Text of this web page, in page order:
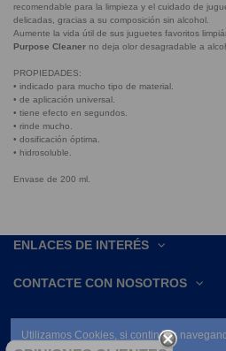
recomendable para la limpieza y el cuidado de
delicadas, gracias a su composición sin alcohol.
Aumente la vida útil de sus juguetes favoritos
Purpose Cleaner no deja olor desagradable a
PROPIEDADES:
• indicado para mucho tipo de material.
• de aplicación universal.
• tiene efecto en segundos.
• rinde mucho.
• dosificación óptima.
• hidrosoluble.
Envase de 200 ml.
ENLACES DE INTERÉS
CONTACTE CON NOSOTROS
Utilizamos Cookies, si continúas
uso.